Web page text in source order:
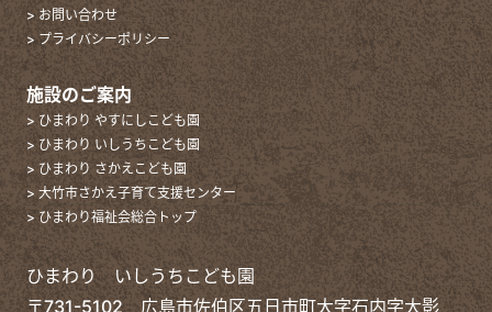
> お問い合わせ
> プライバシーポリシー
施設のご案内
> ひまわり やすにしこども園
> ひまわり いしうちこども園
> ひまわり さかえこども園
> 大竹市さかえ子育て支援センター
> ひまわり福祉会総合トップ
ひまわり いしうちこども園
〒731-5102 広島市佐伯区五日市町大字石内字大影